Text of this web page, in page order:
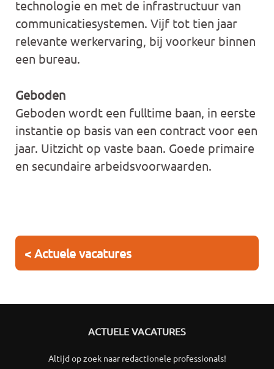
technologie en met de infrastructuur van
communicatiesystemen. Vijf tot tien jaar
relevante werkervaring, bij voorkeur binnen
een bureau.
Geboden
Geboden wordt een fulltime baan, in eerste
instantie op basis van een contract voor een
jaar. Uitzicht op vaste baan. Goede primaire
en secundaire arbeidsvoorwaarden.
< Actuele vacatures
ACTUELE VACATURES
Altijd op zoek naar redactionele professionals!